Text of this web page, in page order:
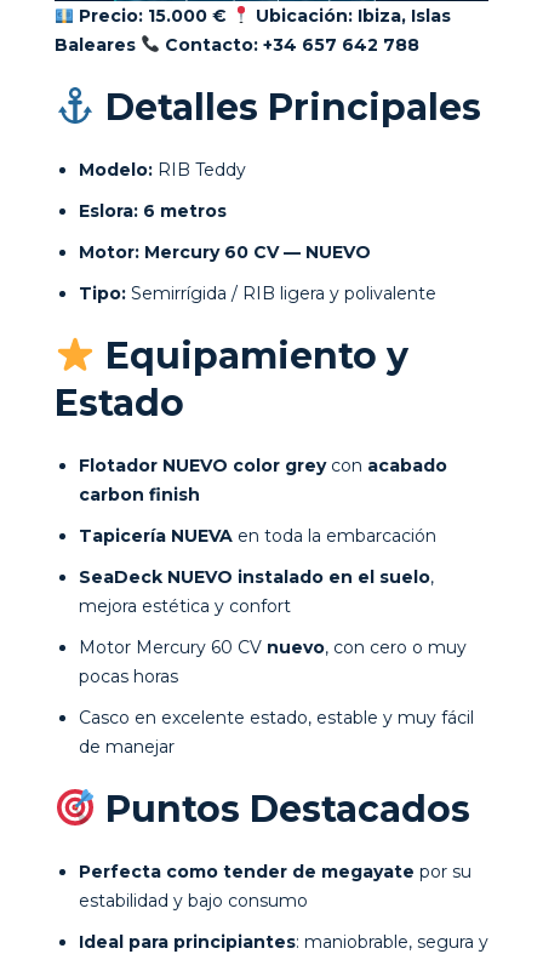
Precio: 15.000 € Ubicación: Ibiza, Islas
Baleares
Contacto: +34 657 642 788
Detalles Principales
Modelo: RIB Teddy
Eslora: 6 metros
Motor: Mercury 60 CV — NUEVO
Tipo: Semirrígida / RIB ligera y polivalente
Equipamiento y
Estado
Flotador NUEVO color greycon acabado
carbon finish
Tapicería NUEVA en toda la embarcación
SeaDeck NUEVO instalado en el suelo,
mejora estética y confort
Motor Mercury 60 CV nuevo, con cero o muy
pocas horas
Casco en excelente estado, estable y muy fácil
de manejar
Puntos Destacados
Perfecta como tender de megayate por su
estabilidad y bajo consumo
Ideal para principiantes: maniobrable, segura y